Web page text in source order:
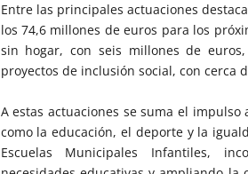
Entre las principales actuaciones
los 74,6 millones de euros para los
sin hogar, con seis millones de
proyectos de inclusión social, con cerca
A estas actuaciones se suma el
como la educación, el deporte y la
Escuelas Municipales Infantiles,